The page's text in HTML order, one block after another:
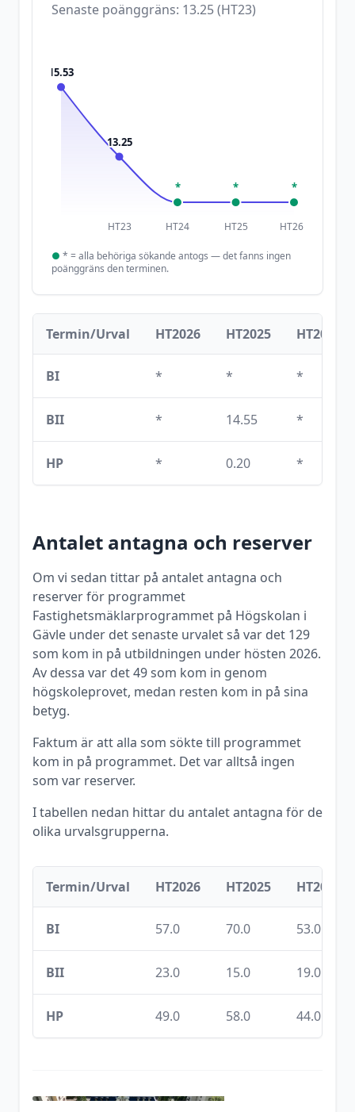
Senaste poänggräns: 13.25(HT23)
HT23 HT24 HT25 HT26
15.53
13.25
* * *
● * = alla behöriga sökande antogs — det fanns ingen
poänggräns den terminen.
Termin/Urval HT2026 HT2025 HT2024
BI * * *
BII * 14.55 *
HP * 0.20 *
Antalet antagna och reserver
Om vi sedan tittar på antalet antagna och
reserver för programmet
Fastighetsmäklarprogrammet på Högskolan i
Gävle under det senaste urvalet så var det 129
som kom in på utbildningen under hösten 2026.
Av dessa var det49som kom in genom
högskoleprovet, medan resten kom in på sina
betyg.
Faktum är att alla som sökte till programmet
kom in på programmet. Det var alltså ingen
som var reserver.
I tabellen nedan hittar du antalet antagna för de
olika urvalsgrupperna.
Termin/Urval HT2026 HT2025 HT2024
BI 57.0 70.0 53.0
BII 23.0 15.0 19.0
HP 49.0 58.0 44.0